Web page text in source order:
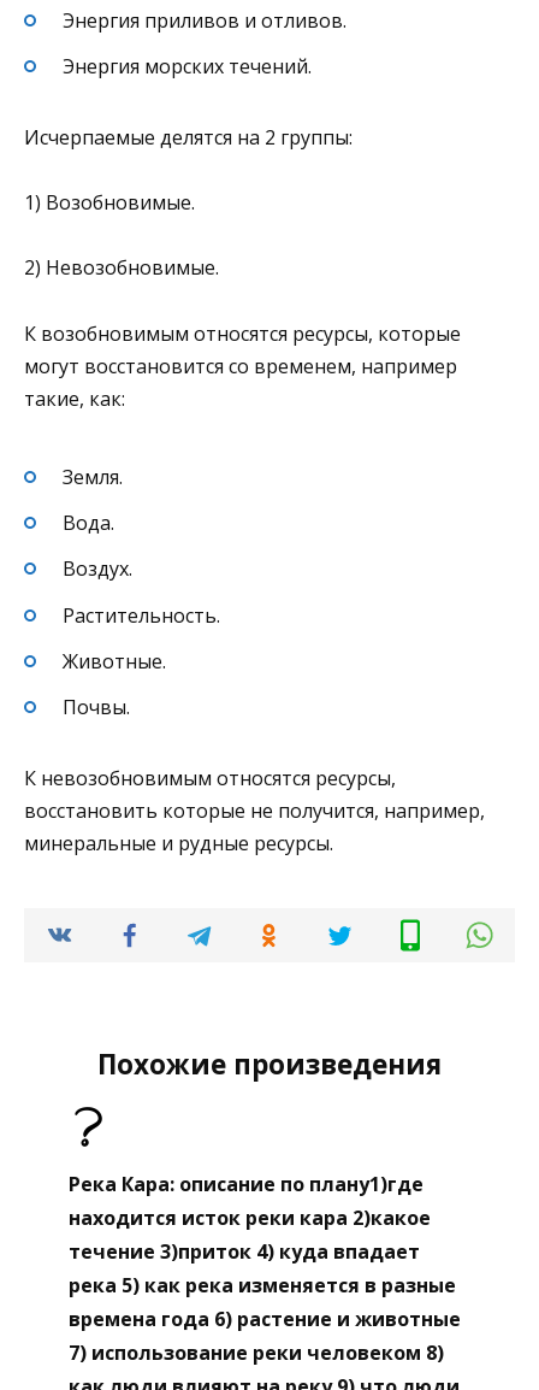
Энергия приливов и отливов.
Энергия морских течений.
Исчерпаемые делятся на 2 группы:
1) Возобновимые.
2) Невозобновимые.
К возобновимым относятся ресурсы, которые
могут восстановится со временем, например
такие, как:
Земля.
Вода.
Воздух.
Растительность.
Животные.
Почвы.
К невозобновимым относятся ресурсы,
восстановить которые не получится, например,
минеральные и рудные ресурсы.
Похожие произведения
Река Кара: описание по плану1)где
находится исток реки кара 2)какое
течение 3)приток 4) куда впадает
река 5) как река изменяется в разные
времена года 6) растение и животные
7) использование реки человеком 8)